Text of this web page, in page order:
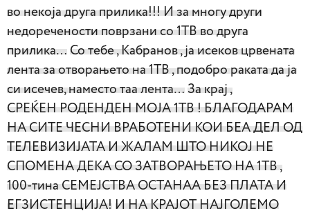
во некоја друга прилика!!! И за многу други
недоречености поврзани со 1ТВ во друга
прилика… Со тебе , Кабранов , ја исеков црвената
лента за отворањето на 1ТВ , подобро раката да ја
си исечев, наместо таа лента… За крај ,
СРЕЌЕН РОДЕНДЕН МОЈА 1ТВ ! БЛАГОДАРАМ
НА СИТЕ ЧЕСНИ ВРАБОТЕНИ КОИ БЕА ДЕЛ ОД
ТЕЛЕВИЗИЈАТА И ЖАЛАМ ШТО НИКОЈ НЕ
СПОМЕНА ДЕКА СО ЗАТВОРАЊЕТО НА 1ТВ ,
100-тина СЕМЕЈСТВА ОСТАНАА БЕЗ ПЛАТА И
ЕГЗИСТЕНЦИЈА! И НА КРАЈОТ НАЈГОЛЕМО